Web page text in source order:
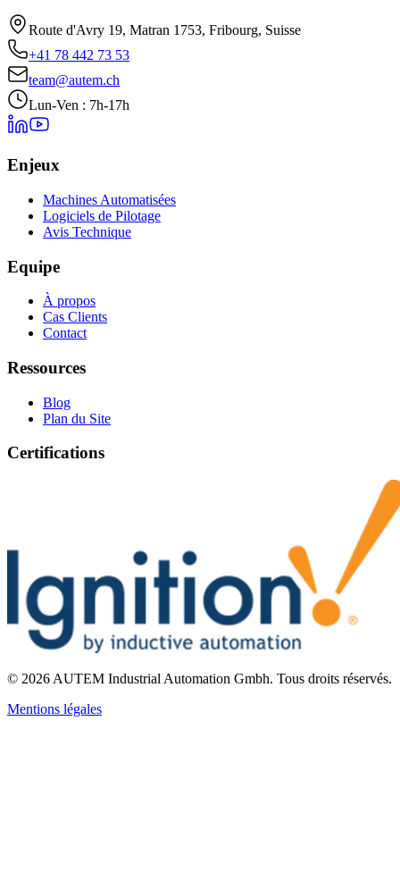
Route d'Avry 19, Matran 1753, Fribourg, Suisse
+41 78 442 73 53
team@autem.ch
Lun-Ven : 7h-17h
Enjeux
Machines Automatisées
Logiciels de Pilotage
Avis Technique
Equipe
À propos
Cas Clients
Contact
Ressources
Blog
Plan du Site
Certifications
© 2026 AUTEM Industrial Automation Gmbh. Tous droits réservés.
Mentions légales